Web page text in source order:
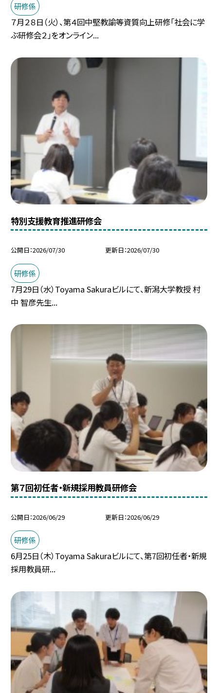
研修係
７月２８日（火）、第４回中堅教諭等資質向上研修「社会に学
ぶ研修会２」をオンライン...
特別支援教育推進研修会
公開日 2026/07/30 更新日 2026/07/30
研修係
7月29日（水）Toyama Sakuraビルにて、新潟大学教授 村
中 智彦先生...
第７回初任者・新規採用教員研修会
公開日 2026/06/29 更新日 2026/06/29
研修係
6月25日（木）Toyama Sakuraビルにて、第7回初任者・新規
採用教員研...